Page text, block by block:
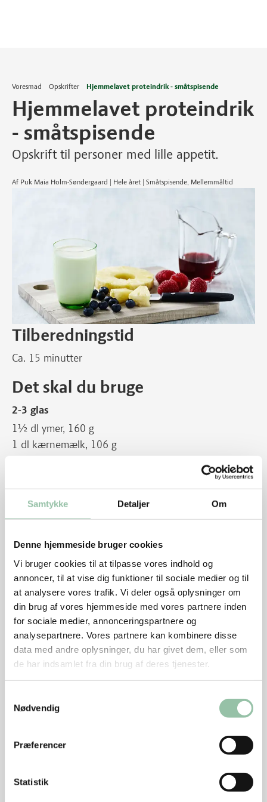
Samtykke Detaljer Om
Denne hjemmeside bruger cookies
Vi bruger cookies til at tilpasse vores indhold og
annoncer, til at vise dig funktioner til sociale medier og til
at analysere vores trafik. Vi deler også oplysninger om
din brug af vores hjemmeside med vores partnere inden
for sociale medier, annonceringspartnere og
analysepartnere. Vores partnere kan kombinere disse
data med andre oplysninger, du har givet dem, eller som
de har indsamlet fra din brug af deres tjenester.
Nødvendig
Præferencer
Statistik
Voresmad Opskrifter Hjemmelavet proteindrik - småtspisende
Hjemmelavet proteindrik
- småtspisende
Opskrift til personer med lille appetit.
Af Puk Maia Holm-Søndergaard | Hele året | Småtspisende, Mellemmåltid
Tilberedningstid
Ca. 15 minutter
Det skal du bruge
2-3 glas
1½ dl ymer, 160 g
1 dl kærnemælk, 106 g
Sådan gør du
Server i glas med isterninger
Tips
Følgende ingredienser kan tilsættes efter smag:
Saft, juice, moset/blendet frugt fx banan, ananas,
jordbær eller hindbær.
Det kan være nemmere at drikke energiholdige
med isterninger.